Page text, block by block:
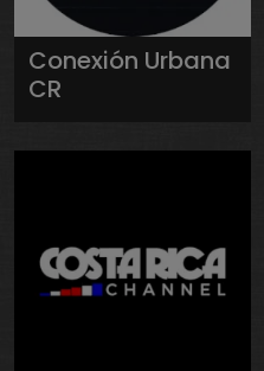
Conexión Urbana
CR